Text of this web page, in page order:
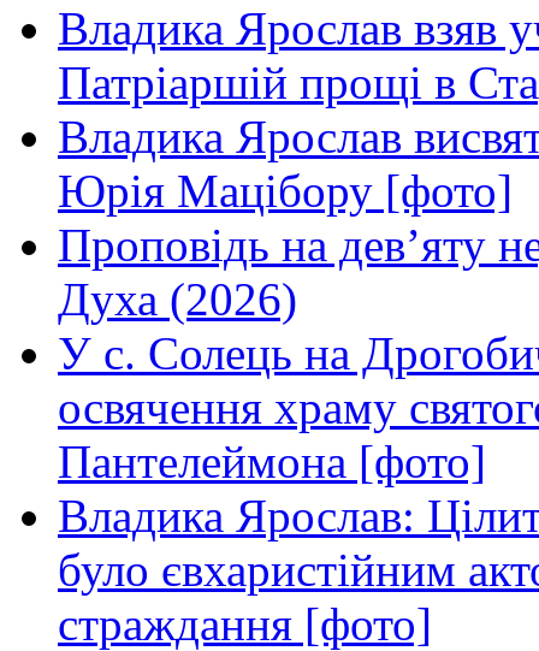
Владика Ярослав взяв
Патріаршій прощі в
Владика Ярослав
Юрія Мацібору [фото]
Проповідь на дев’яту
Духа (2026)
У с. Солець на
освячення храму
Пантелеймона [фото]
Владика Ярослав:
було євхаристійним
страждання [фото]